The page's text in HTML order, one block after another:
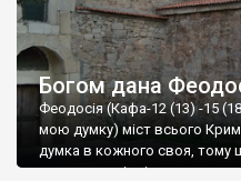
Богом дана
Феодосія (Кафа-12 (13) -15
мою думку) міст всього
думка в кожного своя, тому
запрошую відвідати це